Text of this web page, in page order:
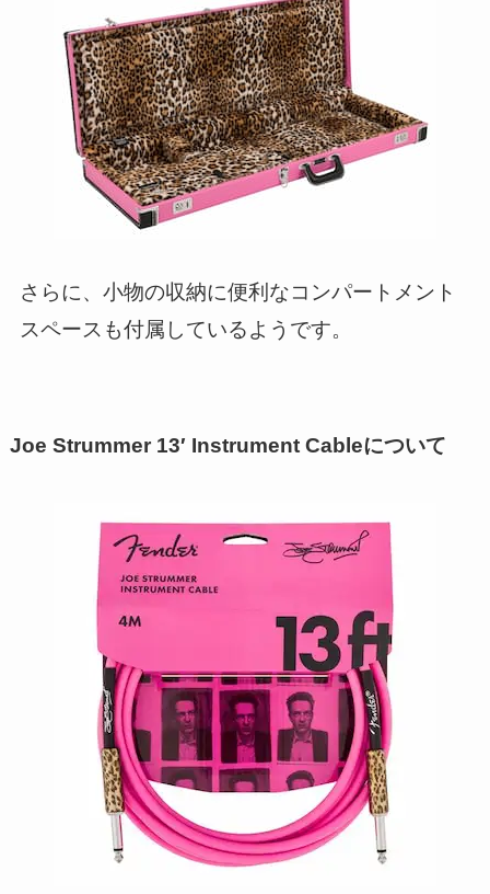
さらに、小物の収納に便利なコンパートメント
スペースも付属しているようです。
Joe Strummer 13′ Instrument Cableについて